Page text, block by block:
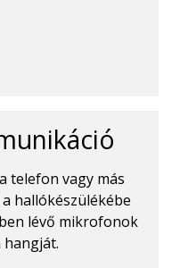
telefon vagy más
hallókészülékébe
lévő mikrofonok
hangját.